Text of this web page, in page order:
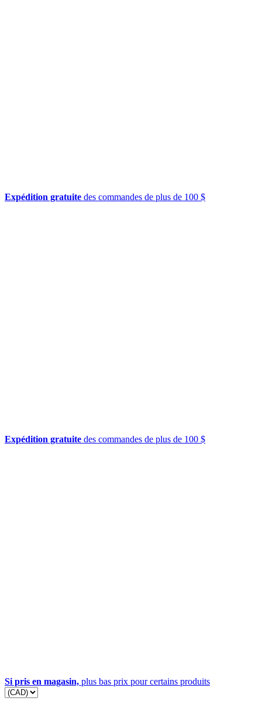
Expédition gratuite des commandes de plus de 100 $
Expédition gratuite des commandes de plus de 100 $
Si pris en magasin, plus bas prix pour certains produits